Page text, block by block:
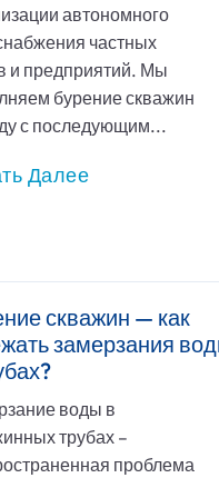
автономного
частных
и предприятий. Мы
бурение скважин
с последующим...
Далее
скважин — как
замерзания
воды в
трубах –
проблема